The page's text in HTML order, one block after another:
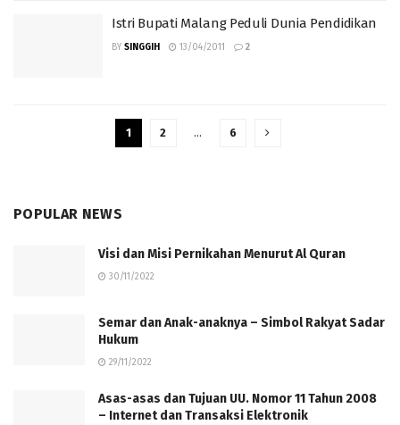
Istri Bupati Malang Peduli Dunia Pendidikan
BY SINGGIH 13/04/2011 2
1 2 … 6
POPULAR NEWS
Visi dan Misi Pernikahan Menurut Al Quran
30/11/2022
Semar dan Anak-anaknya – Simbol Rakyat Sadar
Hukum
29/11/2022
Asas-asas dan Tujuan UU. Nomor 11 Tahun 2008
– Internet dan Transaksi Elektronik